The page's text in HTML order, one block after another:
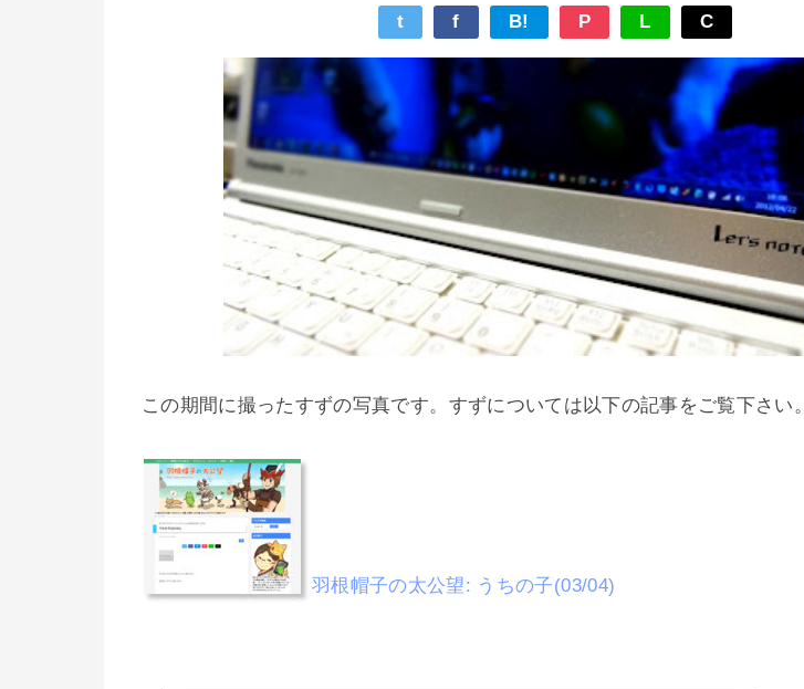
t f B! P L C
この期間に撮ったすずの写真です。すずについては以下の記事をご覧下さい。
羽根帽子の太公望: うちの子(03/04)